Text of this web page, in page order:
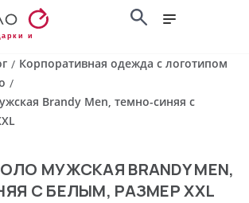
и
/ Корпоративная одежда с логотипом
/
Brandy Men, темно-синяя с
МУЖСКАЯ BRANDY MEN,
С БЕЛЫМ, РАЗМЕР XXL